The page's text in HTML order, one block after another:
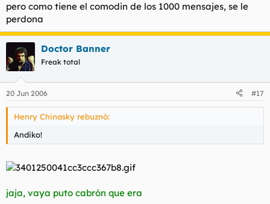
pero como tiene el comodin de los 1000 mensajes, se le
perdona
Doctor Banner
Freak total
20 Jun 2006 #17
Henry Chinasky rebuznó:
Andiko!
jaja, vaya puto cabrón que era